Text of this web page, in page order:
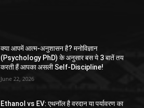
क्या आपमें आत्म-अनुशासन है? मनोविज्ञान
(Psychology PhD) के अनुसार बस ये 3 बातें तय
करती हैं आपका असली Self-Discipline!
June 22, 2026
Ethanol vs EV: एथनॉल है वरदान या पर्यावरण का